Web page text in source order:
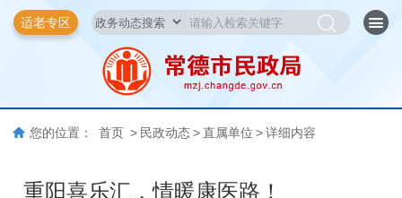
适老专区
您的位置： 首页 > 民政动态 > 直属单位 > 详细内容
重阳喜乐汇，情暖康医路！